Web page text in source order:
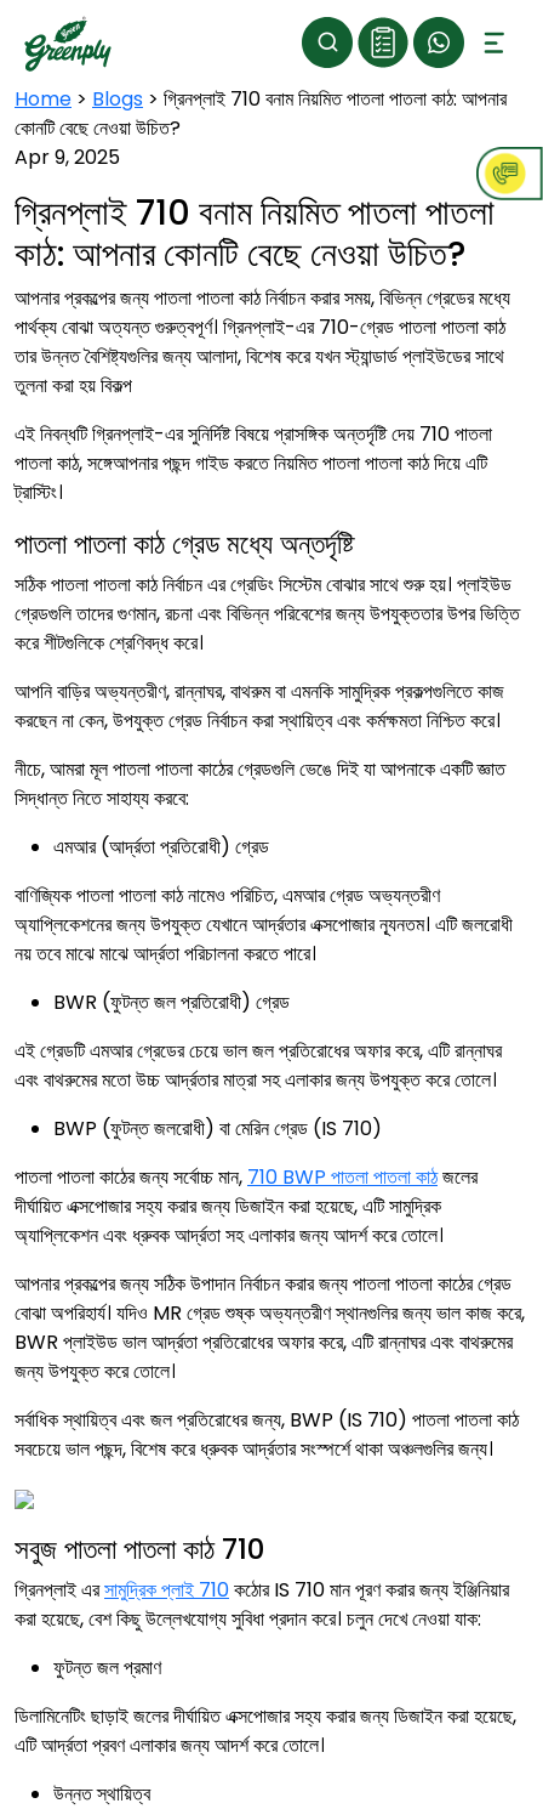
Home > Blogs > গ্রিনপ্লাই 710 বনাম নিয়মিত পাতলা পাতলা কাঠ: আপনার
কোনটি বেছে নেওয়া উচিত?
Apr 9, 2025
গ্রিনপ্লাই 710 বনাম নিয়মিত পাতলা পাতলা
কাঠ: আপনার কোনটি বেছে নেওয়া উচিত?
আপনার প্রকল্পের জন্য পাতলা পাতলা কাঠ নির্বাচন করার সময়, বিভিন্ন গ্রেডের মধ্যে
পার্থক্য বোঝা অত্যন্ত গুরুত্বপূর্ণ। গ্রিনপ্লাই-এর 710-গ্রেড পাতলা পাতলা কাঠ
তার উন্নত বৈশিষ্ট্যগুলির জন্য আলাদা, বিশেষ করে যখন স্ট্যান্ডার্ড প্লাইউডের সাথে
তুলনা করা হয় বিকল্প
এই নিবন্ধটি গ্রিনপ্লাই-এর সুনির্দিষ্ট বিষয়ে প্রাসঙ্গিক অন্তর্দৃষ্টি দেয় 710 পাতলা
পাতলা কাঠ, সঙ্গেআপনার পছন্দ গাইড করতে নিয়মিত পাতলা পাতলা কাঠ দিয়ে এটি
ট্রাস্টিং।
পাতলা পাতলা কাঠ গ্রেড মধ্যে অন্তর্দৃষ্টি
সঠিক পাতলা পাতলা কাঠ নির্বাচন এর গ্রেডিং সিস্টেম বোঝার সাথে শুরু হয়। প্লাইউড
গ্রেডগুলি তাদের গুণমান, রচনা এবং বিভিন্ন পরিবেশের জন্য উপযুক্ততার উপর ভিত্তি
করে শীটগুলিকে শ্রেণিবদ্ধ করে।
আপনি বাড়ির অভ্যন্তরীণ, রান্নাঘর, বাথরুম বা এমনকি সামুদ্রিক প্রকল্পগুলিতে কাজ
করছেন না কেন, উপযুক্ত গ্রেড নির্বাচন করা স্থায়িত্ব এবং কর্মক্ষমতা নিশ্চিত করে।
নীচে, আমরা মূল পাতলা পাতলা কাঠের গ্রেডগুলি ভেঙে দিই যা আপনাকে একটি জ্ঞাত
সিদ্ধান্ত নিতে সাহায্য করবে:
এমআর (আর্দ্রতা প্রতিরোধী) গ্রেড
বাণিজ্যিক পাতলা পাতলা কাঠ নামেও পরিচিত, এমআর গ্রেড অভ্যন্তরীণ
অ্যাপ্লিকেশনের জন্য উপযুক্ত যেখানে আর্দ্রতার এক্সপোজার ন্যূনতম। এটি জলরোধী
নয় তবে মাঝে মাঝে আর্দ্রতা পরিচালনা করতে পারে।
BWR (ফুটন্ত জল প্রতিরোধী) গ্রেড
এই গ্রেডটি এমআর গ্রেডের চেয়ে ভাল জল প্রতিরোধের অফার করে, এটি রান্নাঘর
এবং বাথরুমের মতো উচ্চ আর্দ্রতার মাত্রা সহ এলাকার জন্য উপযুক্ত করে তোলে।
BWP (ফুটন্ত জলরোধী) বা মেরিন গ্রেড (IS 710)
পাতলা পাতলা কাঠের জন্য সর্বোচ্চ মান, 710 BWP পাতলা পাতলা কাঠজলের
দীর্ঘায়িত এক্সপোজার সহ্য করার জন্য ডিজাইন করা হয়েছে, এটি সামুদ্রিক
অ্যাপ্লিকেশন এবং ধ্রুবক আর্দ্রতা সহ এলাকার জন্য আদর্শ করে তোলে।
আপনার প্রকল্পের জন্য সঠিক উপাদান নির্বাচন করার জন্য পাতলা পাতলা কাঠের গ্রেড
বোঝা অপরিহার্য। যদিও MR গ্রেড শুষ্ক অভ্যন্তরীণ স্থানগুলির জন্য ভাল কাজ করে,
BWR প্লাইউড ভাল আর্দ্রতা প্রতিরোধের অফার করে, এটি রান্নাঘর এবং বাথরুমের
জন্য উপযুক্ত করে তোলে।
সর্বাধিক স্থায়িত্ব এবং জল প্রতিরোধের জন্য, BWP (IS 710) পাতলা পাতলা কাঠ
সবচেয়ে ভাল পছন্দ, বিশেষ করে ধ্রুবক আর্দ্রতার সংস্পর্শে থাকা অঞ্চলগুলির জন্য।
সবুজ পাতলা পাতলা কাঠ 710
গ্রিনপ্লাই এরসামুদ্রিক প্লাই 710কঠোর IS 710 মান পূরণ করার জন্য ইঞ্জিনিয়ার
করা হয়েছে, বেশ কিছু উল্লেখযোগ্য সুবিধা প্রদান করে। চলুন দেখে নেওয়া যাক:
ফুটন্ত জল প্রমাণ
ডিলামিনেটিং ছাড়াই জলের দীর্ঘায়িত এক্সপোজার সহ্য করার জন্য ডিজাইন করা হয়েছে,
এটি আর্দ্রতা প্রবণ এলাকার জন্য আদর্শ করে তোলে।
উন্নত স্থায়িত্ব